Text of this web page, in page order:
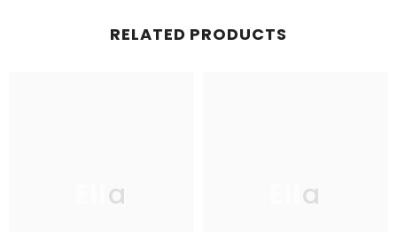
RELATED PRODUCTS
Ella Ella